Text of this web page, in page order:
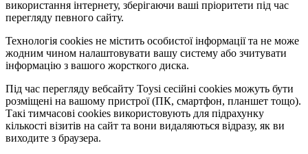
використання інтернету, зберігаючи ваші пріоритети під час
перегляду певного сайту.
Технологія cookies не містить особистої інформації та не може
жодним чином налаштовувати вашу систему або зчитувати
інформацію з вашого жорсткого диска.
Під час перегляду вебсайту Toysi сесійні cookies можуть бути
розміщені на вашому пристрої (ПК, смартфон, планшет тощо).
Такі тимчасові cookies використовують для підрахунку
кількості візитів на сайт та вони видаляються відразу, як ви
виходите з браузера.